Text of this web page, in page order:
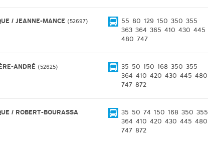
/ JEANNE-MANCE 52697 55 80 129 150 350 355
363 364 365 410 430 445
480 747
ANDRÉ 52625 35 50 150 168 350 355
364 410 420 430 445 480
747 872
/ ROBERT-BOURASSA 35 50 74 150 168 350 355
364 410 420 430 445 480
747 872